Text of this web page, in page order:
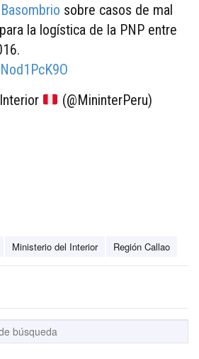
sobre casos de mal
la logística de la PNP entre
(@MininterPeru)
Ministerio del Interior Región Callao